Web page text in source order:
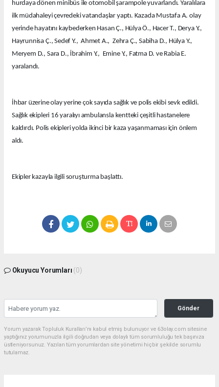
hurdaya dönen minibüs ile otomobil şarampole yuvarlandı. Yaralılara
ilk müdahaleyi çevredeki vatandaşlar yaptı. Kazada Mustafa A. olay
yerinde hayatını kaybederken Hasan Ç., Hülya Ö., Hacer T., Derya Y.,
Hayrunnisa Ç., Sedef Y., Ahmet A., Zehra Ç., Sabiha D., Hülya Y.,
Meryem D., Sara D., İbrahim Y., Emine Y., Fatma D. ve Rabia E.
yaralandı.
İhbar üzerine olay yerine çok sayıda sağlık ve polis ekibi sevk edildi.
Sağlık ekipleri 16 yaralıyı ambulansla kentteki çeşitli hastanelere
kaldırdı. Polis ekipleri yolda ikinci bir kaza yaşanmaması için önlem
aldı.
Ekipler kazayla ilgili soruşturma başlattı.
Okuyucu Yorumları (0)
Gönder
Yorum yazarak Topluluk Kuralları’nı kabul etmiş bulunuyor ve 63olay.com sitesine
yaptığınız yorumunuzla ilgili doğrudan veya dolaylı tüm sorumluluğu tek başınıza
üstleniyorsunuz. Yazılan tüm yorumlardan site yönetimi hiçbir şekilde sorumlu
tutulamaz.